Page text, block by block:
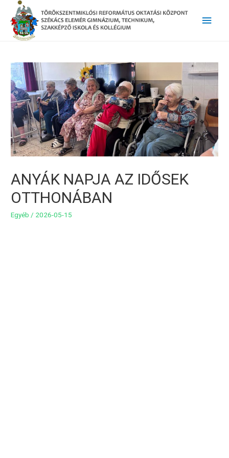
Main
ANYÁK NAPJA AZ IDŐSEK
OTTHONÁBAN
Egyéb / 2026-05-15